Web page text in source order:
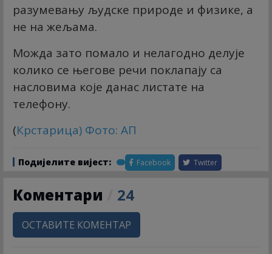
разумевању људске природе и физике, а
не на жељама.
Можда зато помало и нелагодно делује
колико се његове речи поклапају са
насловима које данас листате на
телефону.
(Крстарица) Фото: АП
Подијелите вијест: Facebook Twitter
Коментари 24
ОСТАВИТЕ КОМЕНТАР